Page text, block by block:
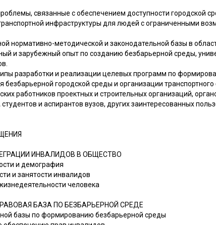
связанные с обеспечением доступности городской
инфраструктуры для людей с ограниченными
нормативно-методической и законодательной базы в
и зарубежный опыт по созданию безбарьерной среды,
разработки и реализации целевых программ по
безбарьерной городской среды и организации
работников проектных и строительных организаций,
и аспирантов вузов, других заинтересованных
ИНВАЛИДОВ В ОБЩЕСТВО
и демография
и занятости инвалидов
человека
БАЗА ПО БЕЗБАРЬЕРНОЙ СРЕДЕ
базы по формированию безбарьерной среды